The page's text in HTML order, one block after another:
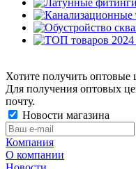
Хотите получить оптовые
Для получения оптовых
почту.
Новости магазина
Компания
О компании